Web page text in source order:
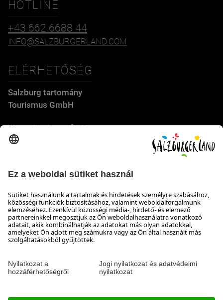
HOTLINE
+43 662 6688 44
INFO@SALZBURGERLAND.COM
ELÉRHETŐSÉG
Salzburg tartomány
Tourismus GmbH
Wiener Bundesstraße 23
5300 Hallwang
NYITVATARTÁS
Várjuk jelentkezését
Készséggel állunk rendelkezésére hétfőtől csütörtökig 8:00-
tól 17:30-ig, pénteken 8:00-tól 17:00-ig
Elérhetőség